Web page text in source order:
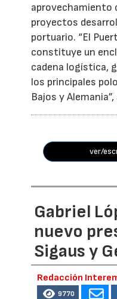
aprovechamiento
proyectos
portuario. “El
constituye un
cadena logística,
los principales
Bajos y
ver/
Gabriel
nuevo
Sigaus y
Redacción
9770